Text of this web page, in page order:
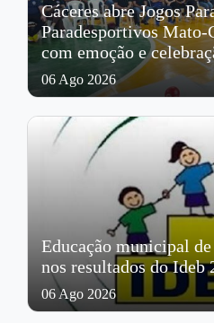
Cáceres abre Jogos
Paradesportivos Mato-
com emoção e
06 Ago 2026
Educação municipal de
nos resultados do Ideb
06 Ago 2026